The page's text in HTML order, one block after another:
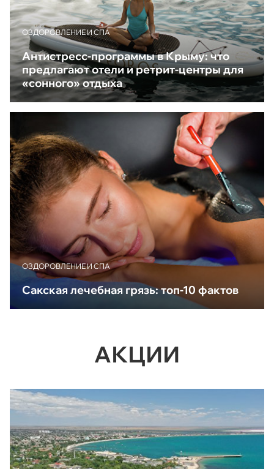
ОЗДОРОВЛЕНИЕ И СПА
Антистресс-программы в Крыму: что
предлагают отели и ретрит-центры для
«сонного» отдыха
ОЗДОРОВЛЕНИЕ И СПА
Сакская лечебная грязь: топ-10 фактов
АКЦИИ